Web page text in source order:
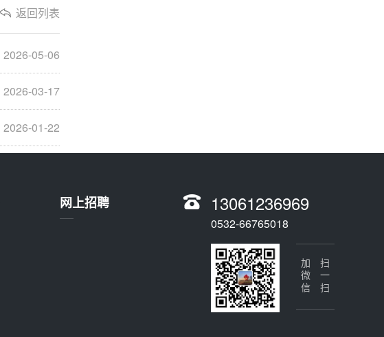
返回列表
2026-05-06
2026-03-17
2026-01-22
网上招聘 13061236969
0532-66765018
扫一扫
加微信